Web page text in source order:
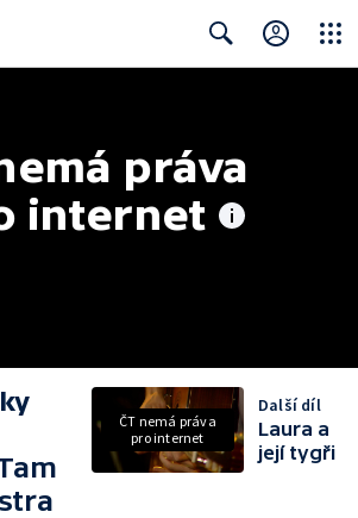
práva
internet
ČT nemá práva
pro internet
Další díl
Laura a
její tygři